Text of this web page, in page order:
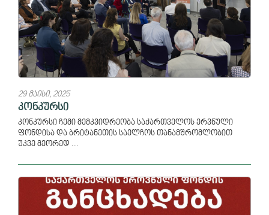
29 მაისი, 2025
კონკურსი
კონკურსი ჩემი მემკვიდრეობა საქართველოს ერვნული
ფონდისა და ბრიტანეთის საელჩოს თანამშრომლობით
უკვე მეორედ ...